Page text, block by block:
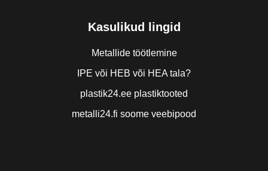
Kasulikud lingid
Metallide töötlemine
IPE või HEB või HEA tala?
plastik24.ee plastiktooted
metalli24.fi soome veebipood